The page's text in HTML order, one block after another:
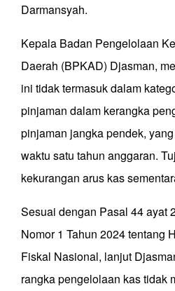
Darmansyah.
Kepala Badan Pengelolaan
Daerah (BPKAD) Djasman,
ini tidak termasuk dalam
pinjaman dalam kerangka
pinjaman jangka pendek,
waktu satu tahun anggaran.
kekurangan arus kas
Sesuai dengan Pasal 44 ayat
Nomor 1 Tahun 2024 tentang
Fiskal Nasional, lanjut
rangka pengelolaan kas tidak